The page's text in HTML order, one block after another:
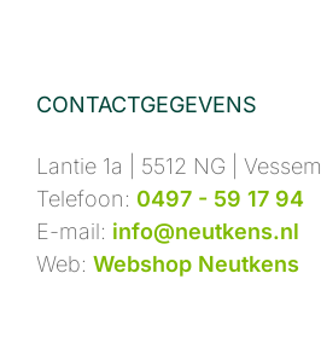
CONTACTGEGEVENS
Lantie 1a | 5512 NG | Vessem
Telefoon: 0497 - 59 17 94
E-mail: info@neutkens.nl
Web: Webshop Neutkens